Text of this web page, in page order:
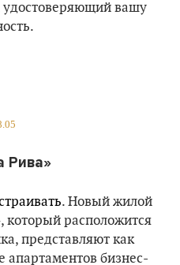
удостоверяющий вашу
Рива»
. Новый жилой
который расположится
представляют как
апартаментов бизнес-